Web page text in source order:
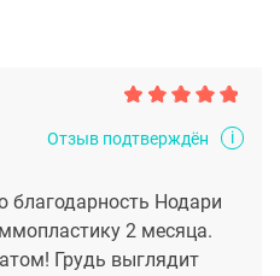
Отзыв подтверждён i
благодарность Нодари
2 месяца.
Грудь выглядит